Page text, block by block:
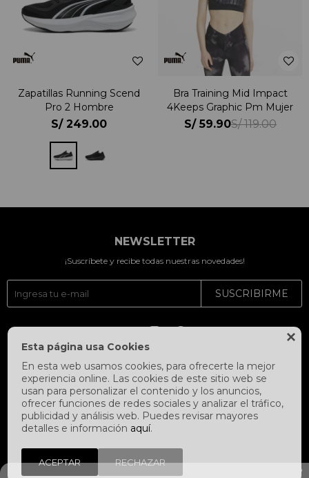

Esta página usa Cookies
En esta web usamos cookies, para ofrecerte la mejor
experiencia online. Las cookies de este sitio web se
usan para personalizar el contenido y los anuncios,
ofrecer funciones de redes sociales y analizar el tráfico,
publicidad y análisis web. Puedes revisar mayores
detalles e información aquí.
ACEPTAR RECHAZAR
Zapatillas Running Scend
Pro 2 Hombre
S/ 249.00
Bra Training Mid Impact
4Keeps Graphic Pm Mujer
S/ 59.90S/ 119.00
NEWSLETTER
¡Suscríbete y recibe todas nuestras novedades!
SUSCRIBIRME